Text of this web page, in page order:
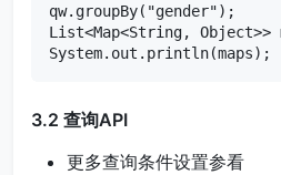
qw.groupBy("gender");
List<Map<String, Object>>
System.out.println(maps);
3.2 查询API
更多查询条件设置参看